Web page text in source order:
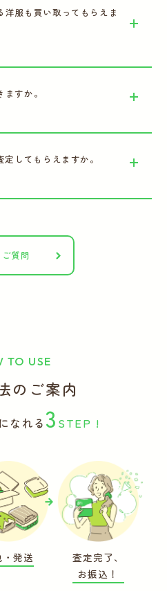
服も買い取ってもらえま
すか。
してもらえますか。
質問
TO USE
のご案内
なれる 3 STEP !
・発送
査定完了、
お振込！